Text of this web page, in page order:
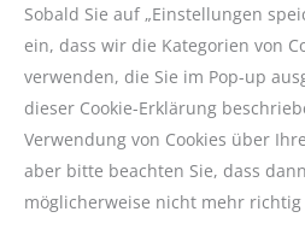
Sobald Sie auf „Einstellungen
ein, dass wir die Kategorien von
verwenden, die Sie im Pop-up
dieser Cookie-Erklärung
Verwendung von Cookies über
aber bitte beachten Sie, dass
möglicherweise nicht mehr